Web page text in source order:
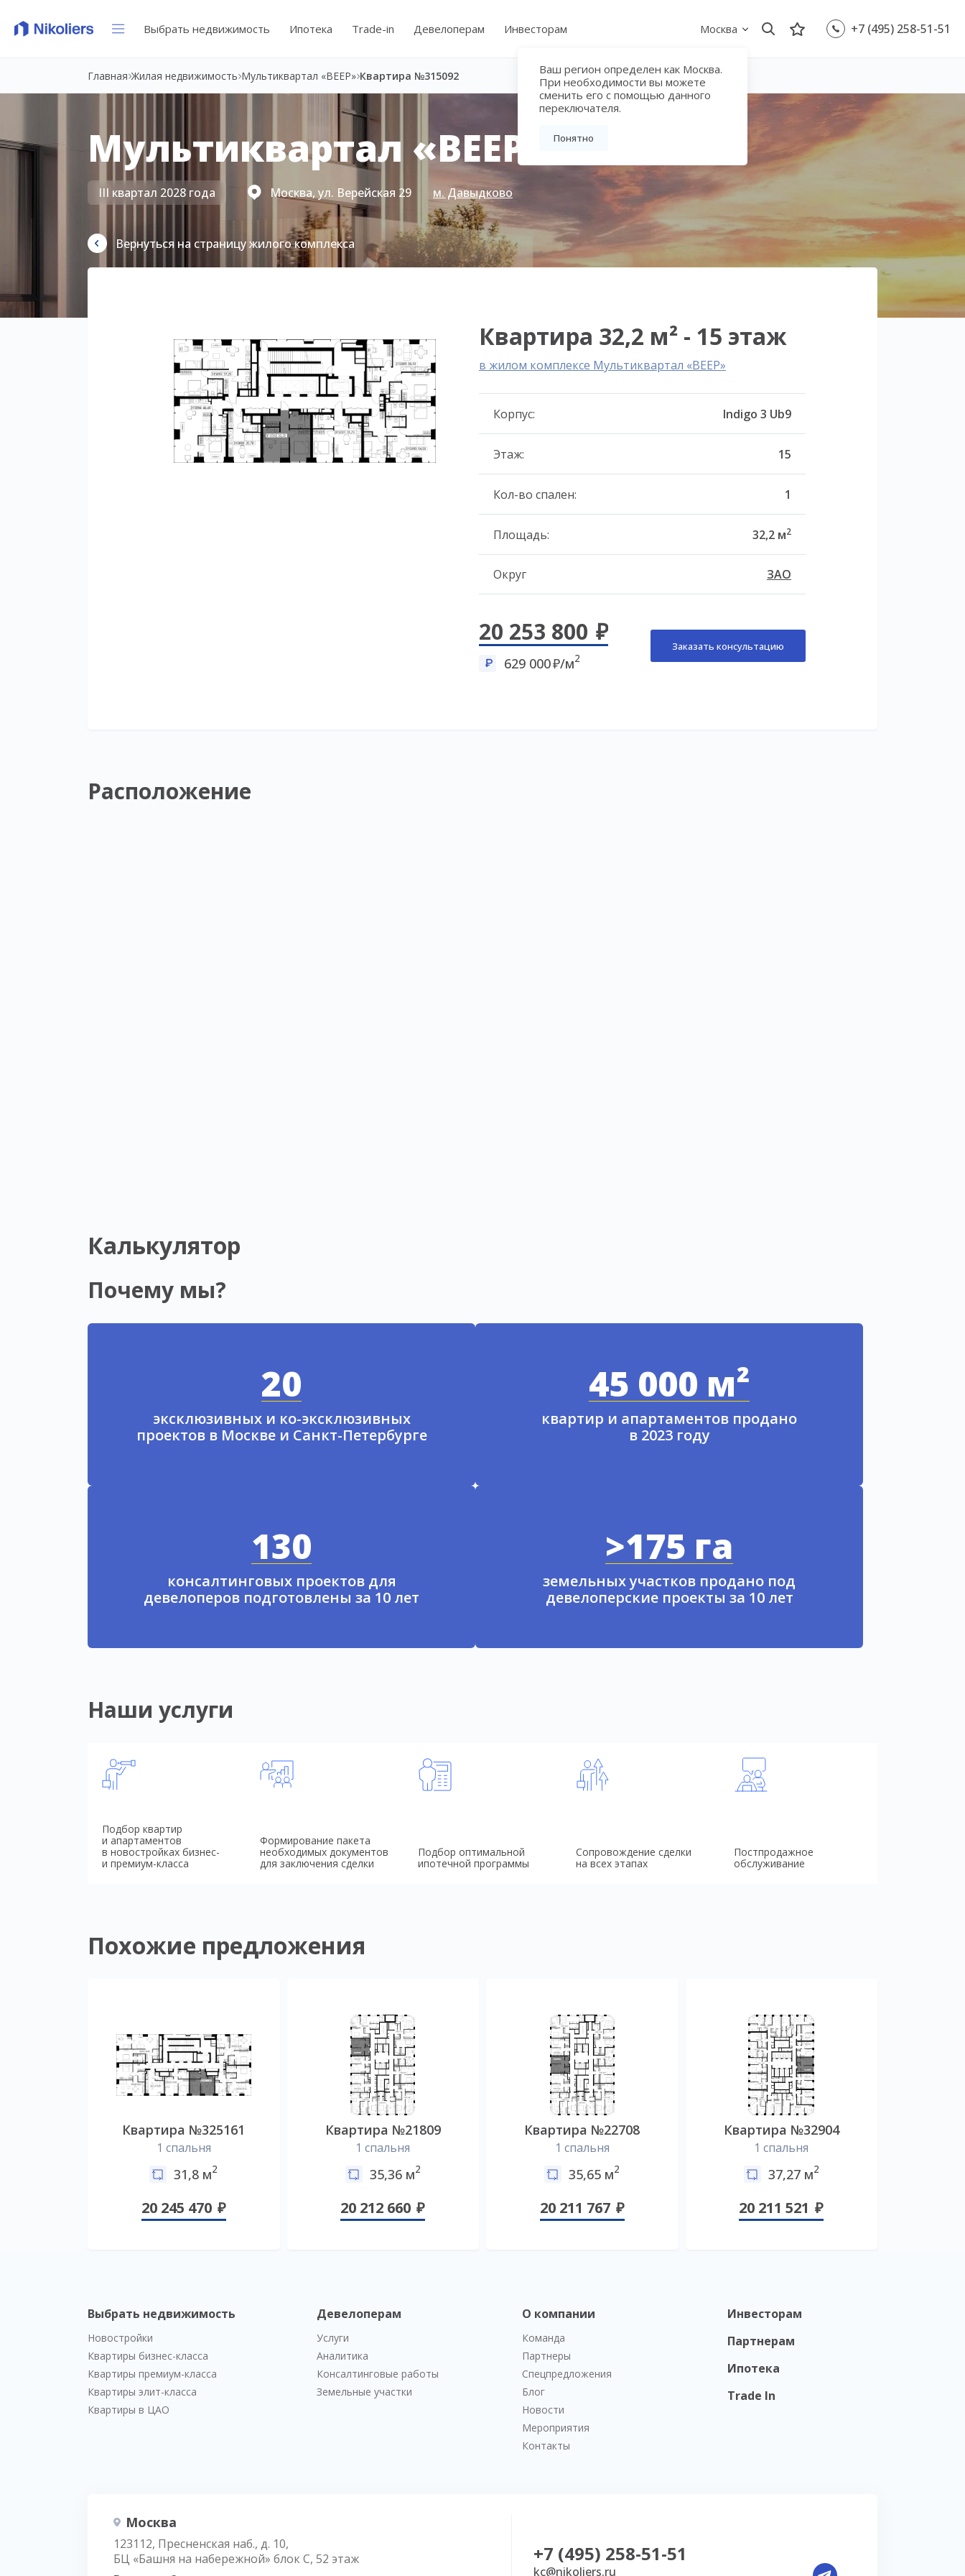
Выбрать недвижимость Ипотека Trade-in Девелоперам Инвесторам Москва
Ваш регион определен как Москва.
При необходимости вы можете
сменить его с помощью данного
переключателя.
Понятно
+7 (495) 258-51-51
Главная Жилая недвижимость Мультиквартал «ВЕЕР» Квартира №315092
Мультиквартал «ВЕЕР»
III квартал 2028 года Москва, ул. Верейская 29 м. Давыдково
Вернуться на страницу жилого комплекса
Квартира 32,2 м² - 15 этаж
в жилом комплексе Мультиквартал «ВЕЕР»
Корпус: Indigo 3 Ub9
Этаж: 15
Кол-во спален: 1
Площадь: 32,2 м2
Округ ЗАО
20 253 800
629 000 /м2
Заказать консультацию
Расположение
Калькулятор
Почему мы?
20
эксклюзивных и ко-эксклюзивных
проектов в Москве и Санкт-Петербурге
45 000 м²
квартир и апартаментов продано
в 2023 году
130
консалтинговых проектов для
девелоперов подготовлены за 10 лет
>175 га
земельных участков продано под
девелоперские проекты за 10 лет
Наши услуги
Подбор квартир
и апартаментов
в новостройках бизнес-
и премиум-класса
Формирование пакета
необходимых документов
для заключения сделки
Подбор оптимальной
ипотечной программы
Сопровождение сделки
на всех этапах
Постпродажное
обслуживание
Похожие предложения
Квартира №325161
1 спальня
31,8 м2
20 245 470
Квартира №21809
1 спальня
35,36 м2
20 212 660
Квартира №22708
1 спальня
35,65 м2
20 211 767
Квартира №32904
1 спальня
37,27 м2
20 211 521
Выбрать недвижимость
Новостройки
Квартиры бизнес-класса
Квартиры премиум-класса
Квартиры элит-класса
Квартиры в ЦАО
Девелоперам
Услуги
Аналитика
Консалтинговые работы
Земельные участки
О компании
Команда
Партнеры
Спецпредложения
Блог
Новости
Мероприятия
Контакты
Инвесторам
Партнерам
Ипотека
Trade In
Москва
123112, Пресненская наб., д. 10,
БЦ «Башня на набережной» блок С, 52 этаж
+7 (495) 258-51-51
kc@nikoliers.ru